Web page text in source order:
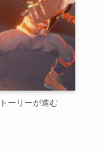
ーリーが進む